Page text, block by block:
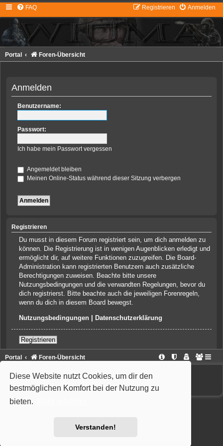
Diese Website nutzt Cookies, um dir den
bestmöglichen Komfort bei der Nutzung zu
bieten.
Verstanden!
FAQ Anmelden
Registrieren
Portal Foren-Übersicht
Anmelden
Benutzername:
Passwort:
Ich habe mein Passwort vergessen
Angemeldet bleiben
Meinen Online-Status während dieser Sitzung verbergen
Registrieren
Du musst in diesem Forum registriert sein, um dich anmelden zu
können. Die Registrierung ist in wenigen Augenblicken erledigt und
ermöglicht dir, auf weitere Funktionen zuzugreifen. Die Board-
Administration kann registrierten Benutzern auch zusätzliche
Berechtigungen zuweisen. Beachte bitte unsere
Nutzungsbedingungen und die verwandten Regelungen, bevor du
dich registrierst. Bitte beachte auch die jeweiligen Forenregeln,
wenn du dich in diesem Board bewegst.
Nutzungsbedingungen| Datenschutzerklärung
Registrieren
Portal Foren-Übersicht
Deutsche Übersetzung durchphpBB.de